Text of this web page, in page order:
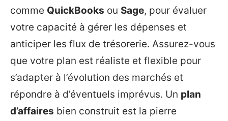
comme QuickBooks ou Sage, pour évaluer
votre capacité à gérer les dépenses et
anticiper les flux de trésorerie. Assurez-vous
que votre plan est réaliste et flexible pour
s’adapter à l’évolution des marchés et
répondre à d’éventuels imprévus. Un plan
d’affaires bien construit est la pierre